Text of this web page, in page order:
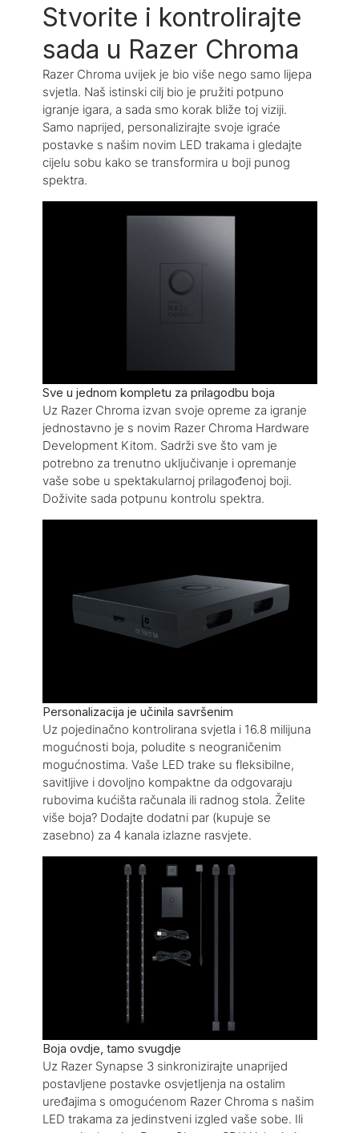
Stvorite i kontrolirajte
sada u Razer Chroma
Razer Chroma uvijek je bio više nego samo lijepa
svjetla. Naš istinski cilj bio je pružiti potpuno
igranje igara, a sada smo korak bliže toj viziji.
Samo naprijed, personalizirajte svoje igraće
postavke s našim novim LED trakama i gledajte
cijelu sobu kako se transformira u boji punog
spektra.
Sve u jednom kompletu za prilagodbu boja
Uz Razer Chroma izvan svoje opreme za igranje
jednostavno je s novim Razer Chroma Hardware
Development Kitom. Sadrži sve što vam je
potrebno za trenutno uključivanje i opremanje
vaše sobe u spektakularnoj prilagođenoj boji.
Doživite sada potpunu kontrolu spektra.
Personalizacija je učinila savršenim
Uz pojedinačno kontrolirana svjetla i 16.8 milijuna
mogućnosti boja, poludite s neograničenim
mogućnostima. Vaše LED trake su fleksibilne,
savitljive i dovoljno kompaktne da odgovaraju
rubovima kućišta računala ili radnog stola. Želite
više boja? Dodajte dodatni par (kupuje se
zasebno) za 4 kanala izlazne rasvjete.
Boja ovdje, tamo svugdje
Uz Razer Synapse 3 sinkronizirajte unaprijed
postavljene postavke osvjetljenja na ostalim
uređajima s omogućenom Razer Chroma s našim
LED trakama za jedinstveni izgled vaše sobe. Ili